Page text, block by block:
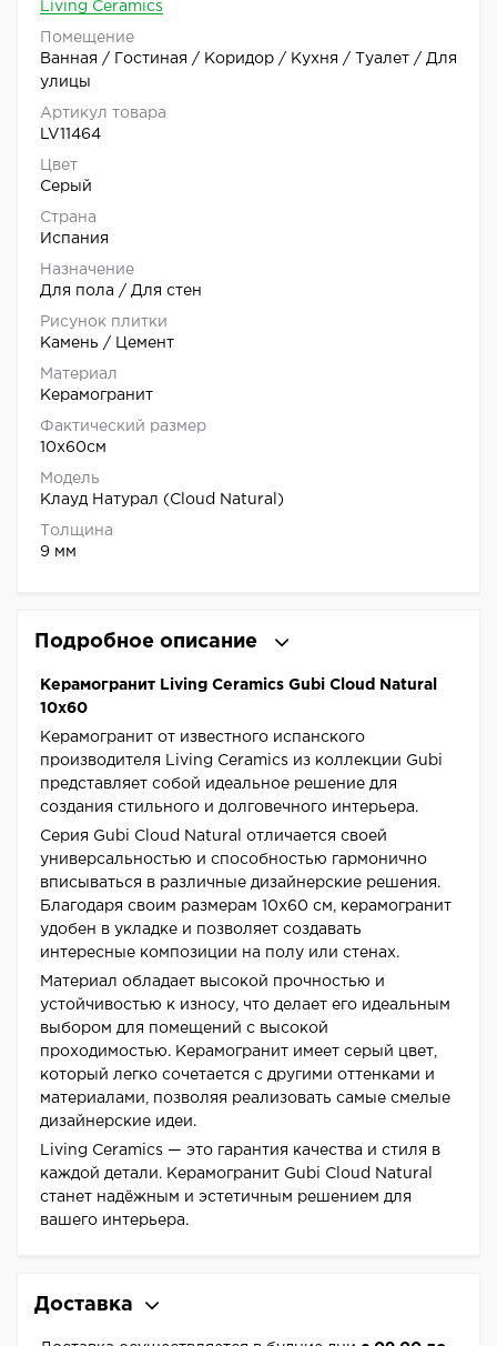
Living Ceramics
Помещение
Ванная / Гостиная / Коридор / Кухня / Туалет / Для
улицы
Артикул товара
LV11464
Цвет
Серый
Страна
Испания
Назначение
Для пола / Для стен
Рисунок плитки
Камень / Цемент
Материал
Керамогранит
Фактический размер
10x60см
Модель
Клауд Натурал (Cloud Natural)
Толщина
9 мм
Подробное описание
Керамогранит Living Ceramics Gubi Cloud Natural
10x60
Керамогранит от известного испанского
производителя Living Ceramics из коллекции Gubi
представляет собой идеальное решение для
создания стильного и долговечного интерьера.
Серия Gubi Cloud Natural отличается своей
универсальностью и способностью гармонично
вписываться в различные дизайнерские решения.
Благодаря своим размерам 10x60 см, керамогранит
удобен в укладке и позволяет создавать
интересные композиции на полу или стенах.
Материал обладает высокой прочностью и
устойчивостью к износу, что делает его идеальным
выбором для помещений с высокой
проходимостью. Керамогранит имеет серый цвет,
который легко сочетается с другими оттенками и
материалами, позволяя реализовать самые смелые
дизайнерские идеи.
Living Ceramics — это гарантия качества и стиля в
каждой детали. Керамогранит Gubi Cloud Natural
станет надёжным и эстетичным решением для
вашего интерьера.
Доставка